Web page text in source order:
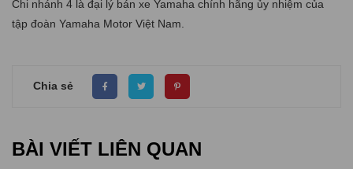
Chi nhánh 4 là đại lý bán xe Yamaha chính hãng ủy nhiệm của
tập đoàn Yamaha Motor Việt Nam.
Chia sẻ
BÀI VIẾT LIÊN QUAN